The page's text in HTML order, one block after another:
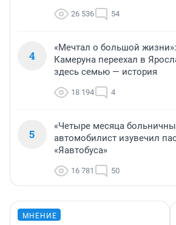
26 536 54
4
«Мечтал о большой
Камеруна переехал в
здесь семью — история
18 194 4
5
«Четыре месяца
автомобилист изувечил
«Яавтобуса»
16 781 50
МНЕНИЕ